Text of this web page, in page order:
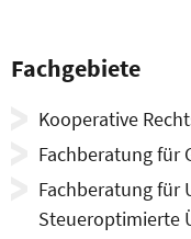
Fachgebiete
Kooperative
Fachberatung für
Fachberatung für
Steueroptimierte